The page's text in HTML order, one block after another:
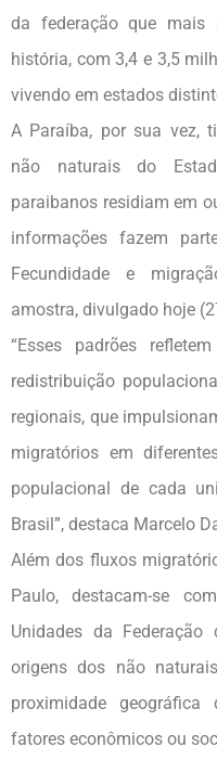
da federação que mais
história, com 3,4 e 3,5
vivendo em estados
A Paraíba, por sua vez,
não naturais do
paraibanos residiam em
informações fazem
Fecundidade e
amostra, divulgado hoje
“Esses padrões
redistribuição
regionais, que
migratórios em
populacional de cada
Brasil”, destaca Marcelo
Além dos fluxos
Paulo, destacam-se
Unidades da
origens dos não
proximidade
fatores econômicos ou